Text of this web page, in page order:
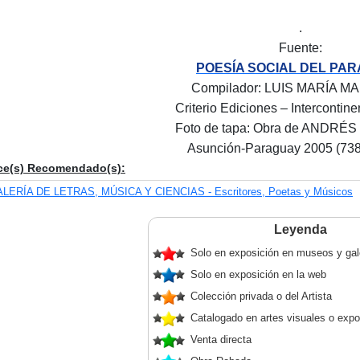
.
Fuente:
POESÍA SOCIAL DEL
Compilador: LUIS MARÍA
Criterio Ediciones –
Foto de tapa: Obra de
Asunción-Paraguay 2005
Recomendado(s):
DE LETRAS, MÚSICA Y CIENCIAS - Escritores, Poetas y Músicos
Leyenda
Solo en exposición en museos y
Solo en exposición en la web
Colección privada o del Artista
Catalogado en artes visuales o
Venta directa